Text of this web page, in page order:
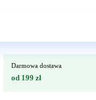
Darmowa dostawa
od 199 zł